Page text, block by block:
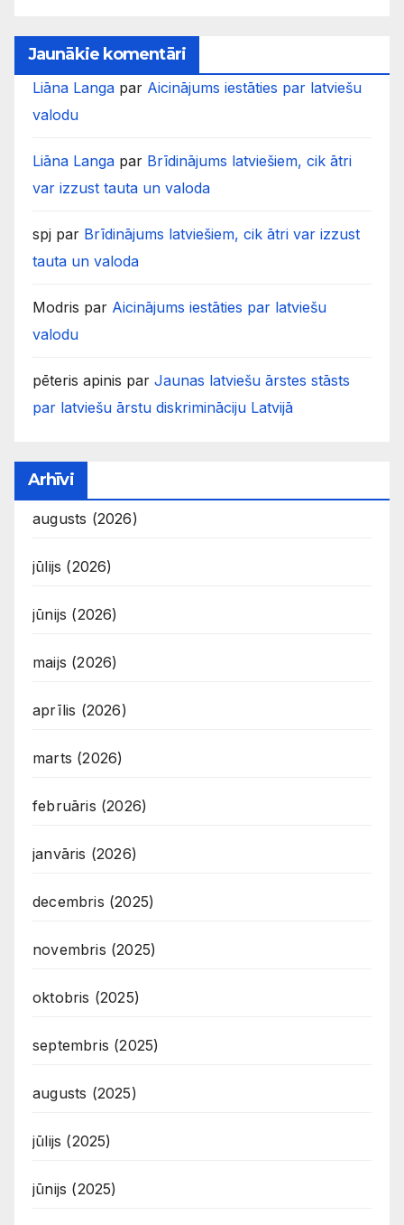
Jaunākie komentāri
Liāna Langa par Aicinājums iestāties par latviešu
valodu
Liāna Langa par Brīdinājums latviešiem, cik ātri
var izzust tauta un valoda
spj par Brīdinājums latviešiem, cik ātri var izzust
tauta un valoda
Modris par Aicinājums iestāties par latviešu
valodu
pēteris apinis par Jaunas latviešu ārstes stāsts
par latviešu ārstu diskrimināciju Latvijā
Arhīvi
augusts (2026)
jūlijs (2026)
jūnijs (2026)
maijs (2026)
aprīlis (2026)
marts (2026)
februāris (2026)
janvāris (2026)
decembris (2025)
novembris (2025)
oktobris (2025)
septembris (2025)
augusts (2025)
jūlijs (2025)
jūnijs (2025)